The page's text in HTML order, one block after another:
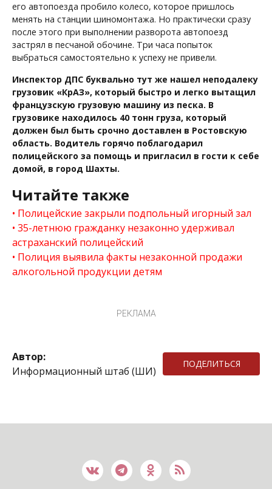
его автопоезда пробило колесо, которое пришлось
менять на станции шиномонтажа. Но практически сразу
после этого при выполнении разворота автопоезд
застрял в песчаной обочине. Три часа попыток
выбраться самостоятельно к успеху не привели.
Инспектор ДПС буквально тут же нашел неподалеку
грузовик «КрАЗ», который быстро и легко вытащил
французскую грузовую машину из песка. В
грузовике находилось 40 тонн груза, который
должен был быть срочно доставлен в Ростовскую
область. Водитель горячо поблагодарил
полицейского за помощь и пригласил в гости к себе
домой, в город Шахты.
Читайте также
Полицейские закрыли подпольный игорный зал
35-летнюю гражданку незаконно удерживал
астраханский полицейский
Полиция выявила факты незаконной продажи
алкогольной продукции детям
РЕКЛАМА
Автор:
Информационный штаб (ШИ)
ПОДЕЛИТЬСЯ